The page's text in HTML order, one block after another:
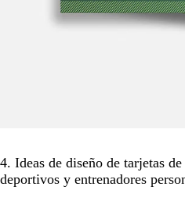
4. Ideas de diseño de tarjetas
deportivos y entrenadores